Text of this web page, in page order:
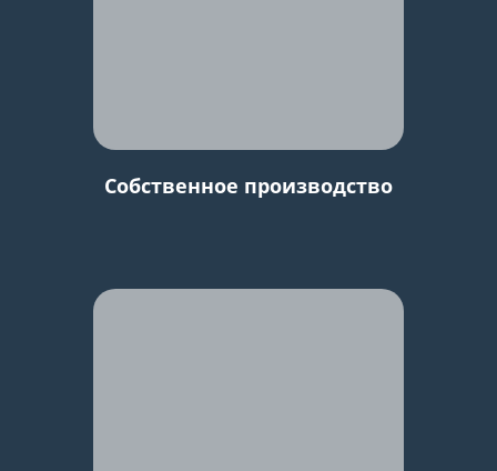
Собственное производство